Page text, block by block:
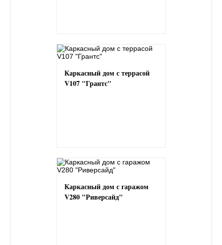
Каркасный дом с террасой
V107 "Грантс"
Каркасный дом с гаражом
V280 "Риверсайд"